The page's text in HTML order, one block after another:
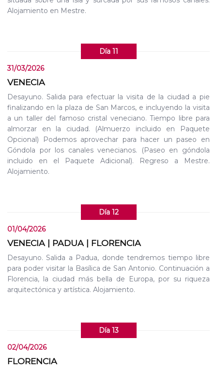
Alojamiento en Mestre.
Día 11
31/03/2026
VENECIA
Desayuno. Salida para efectuar la visita de la ciudad a pie
finalizando en la plaza de San Marcos, e incluyendo la visita
a un taller del famoso cristal veneciano. Tiempo libre para
almorzar en la ciudad. (Almuerzo incluido en Paquete
Opcional) Podemos aprovechar para hacer un paseo en
Góndola por los canales venecianos. (Paseo en góndola
incluido en el Paquete Adicional). Regreso a Mestre.
Alojamiento.
Día 12
01/04/2026
VENECIA | PADUA | FLORENCIA
Desayuno. Salida a Padua, donde tendremos tiempo libre
para poder visitar la Basílica de San Antonio. Continuación a
Florencia, la ciudad más bella de Europa, por su riqueza
arquitectónica y artística. Alojamiento.
Día 13
02/04/2026
FLORENCIA